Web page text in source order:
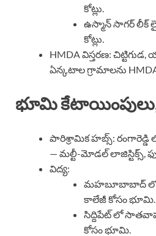
కోట్లు.
ఉస్మాన్ సాగర్ లీక్
కోట్లు.
HMDA విస్తరణ:
ఏన్కటాల గ్రామాలను
భూమి
పారిశ్రామిక హబ్స్:
— మల్టీ-మోడల్ లాజిస్టిక్స్,
విద్య:
మహబూబాబాద్ లో
కాలేజీ కోసం భూమి.
సిద్దిపేట్ లో
కోసం భూమి.